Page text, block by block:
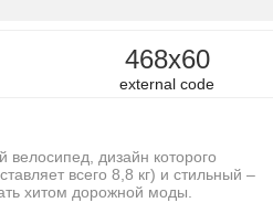
468x60
external code
велосипед, дизайн которого
всего 8,8 кг) и стильный –
хитом дорожной моды.